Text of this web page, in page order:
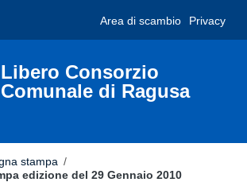
Area di scambio Privacy
la navigazione
Libero Consorzio
Comunale di Ragusa
stampa /
edizione del 29 Gennaio 2010